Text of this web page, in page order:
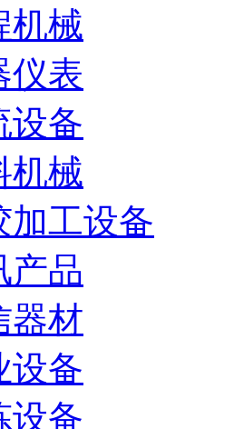
机械
仪表
设备
机械
加工设备
产品
器材
设备
设备